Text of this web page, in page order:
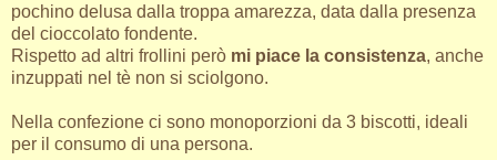
pochino delusa dalla troppa amarezza, data dalla presenza
del cioccolato fondente.
Rispetto ad altri frollini però mi piace la consistenza, anche
inzuppati nel tè non si sciolgono.
Nella confezione ci sono monoporzioni da 3 biscotti, ideali
per il consumo di una persona.